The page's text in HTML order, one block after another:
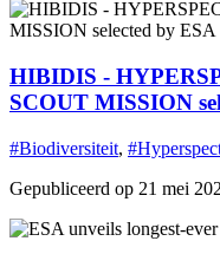
HIBIDIS -
SCOUT MISSION
#Biodiversiteit,
Gepubliceerd op 21 mei